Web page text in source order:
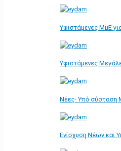
Υφιστάμενες ΜμΕ
Υφιστάμενες
Νέες- Υπό σύσταση
Ενίσχυση Νέων και